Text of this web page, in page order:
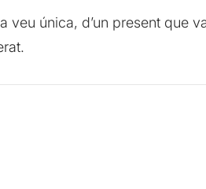
veu única, d’un present que